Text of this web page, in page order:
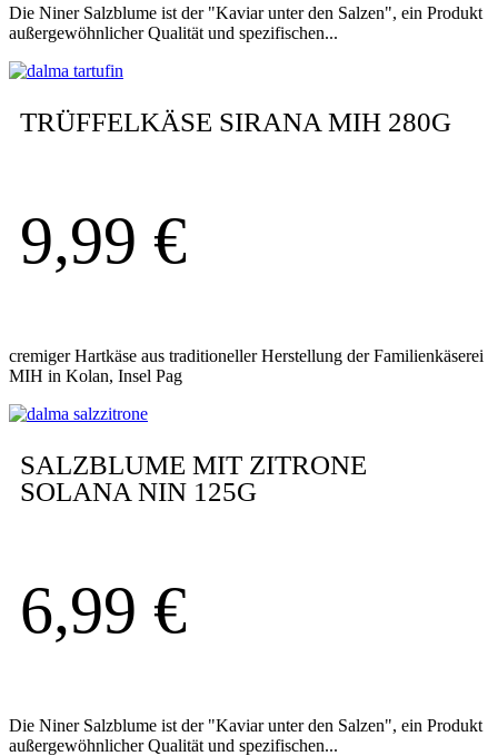
Die Niner Salzblume ist der "Kaviar unter den Salzen", ein Produkt
außergewöhnlicher Qualität und spezifischen...
TRÜFFELKÄSE SIRANA MIH 280G
9,99 €
cremiger Hartkäse aus traditioneller Herstellung der Familienkäserei
MIH in Kolan, Insel Pag
SALZBLUME MIT ZITRONE
SOLANA NIN 125G
6,99 €
Die Niner Salzblume ist der "Kaviar unter den Salzen", ein Produkt
außergewöhnlicher Qualität und spezifischen...